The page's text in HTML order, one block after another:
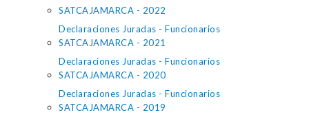
SATCAJAMARCA - 2022
Declaraciones Juradas - Funcionarios
SATCAJAMARCA - 2021
Declaraciones Juradas - Funcionarios
SATCAJAMARCA - 2020
Declaraciones Juradas - Funcionarios
SATCAJAMARCA - 2019